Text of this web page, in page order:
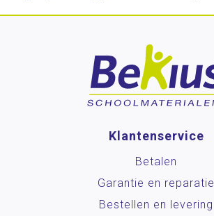
Klantenservice
Betalen
Garantie en reparatie
Bestellen en levering